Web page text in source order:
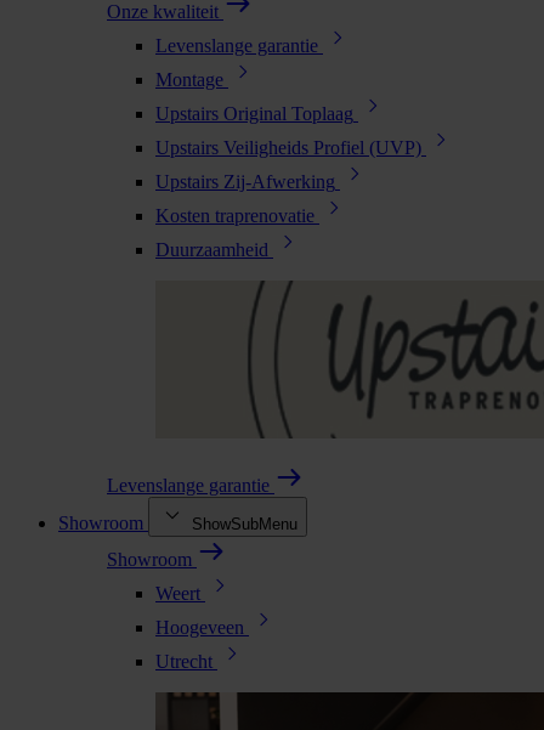
Onze kwaliteit
Levenslange garantie
Montage
Upstairs Original Toplaag
Upstairs Veiligheids Profiel (UVP)
Upstairs Zij-Afwerking
Kosten traprenovatie
Duurzaamheid
Levenslange garantie
Showroom
ShowSubMenu
Showroom
Weert
Hoogeveen
Utrecht